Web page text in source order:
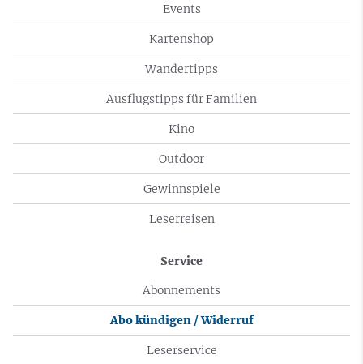
Events
Kartenshop
Wandertipps
Ausflugstipps für Familien
Kino
Outdoor
Gewinnspiele
Leserreisen
Service
Abonnements
Abo kündigen / Widerruf
Leserservice